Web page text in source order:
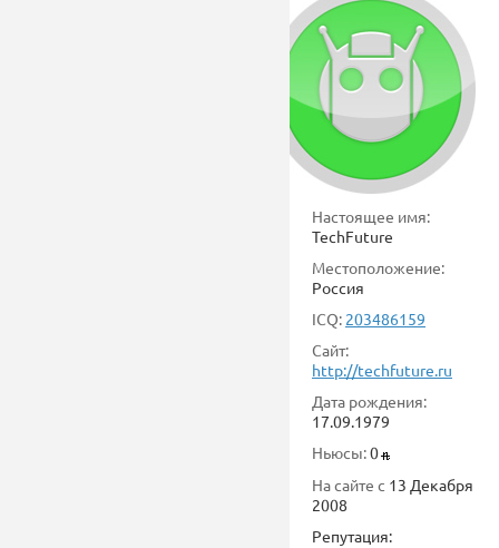
Настоящее имя:
TechFuture
Местоположение:
Россия
ICQ: 203486159
Сайт:
http://techfuture.ru
Дата рождения:
17.09.1979
Ньюсы:0
На сайте с 13 Декабря
2008
Репутация: